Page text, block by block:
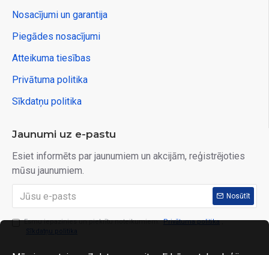
Nosacījumi un garantija
Piegādes nosacījumi
Atteikuma tiesības
Privātuma politika
Sīkdatņu politika
Jaunumi uz e-pastu
Esiet informēts par jaunumiem un akcijām, reģistrējoties
mūsu jaunumiem.
Nosūtīt
Esmu iepazinies un piekrītu noteikumiem: Privātuma politika ,
Sīkdatņu politika